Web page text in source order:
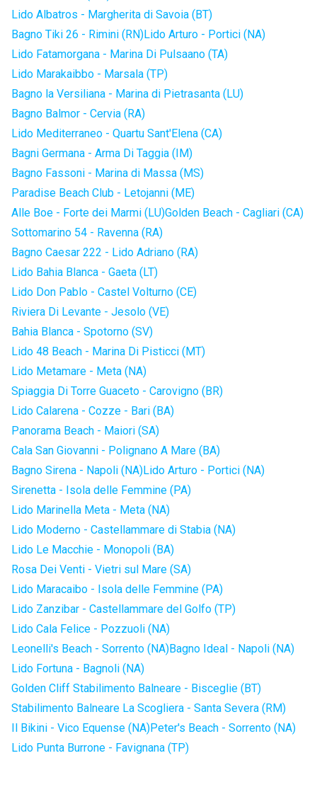
Lido Albatros - Margherita di Savoia (BT)
Bagno Tiki 26 - Rimini (RN)Lido Arturo - Portici (NA)
Lido Fatamorgana - Marina Di Pulsaano (TA)
Lido Marakaibbo - Marsala (TP)
Bagno la Versiliana - Marina di Pietrasanta (LU)
Bagno Balmor - Cervia (RA)
Lido Mediterraneo - Quartu Sant'Elena (CA)
Bagni Germana - Arma Di Taggia (IM)
Bagno Fassoni - Marina di Massa (MS)
Paradise Beach Club - Letojanni (ME)
Alle Boe - Forte dei Marmi (LU)Golden Beach - Cagliari (CA)
Sottomarino 54 - Ravenna (RA)
Bagno Caesar 222 - Lido Adriano (RA)
Lido Bahia Blanca - Gaeta (LT)
Lido Don Pablo - Castel Volturno (CE)
Riviera Di Levante - Jesolo (VE)
Bahia Blanca - Spotorno (SV)
Lido 48 Beach - Marina Di Pisticci (MT)
Lido Metamare - Meta (NA)
Spiaggia Di Torre Guaceto - Carovigno (BR)
Lido Calarena - Cozze - Bari (BA)
Panorama Beach - Maiori (SA)
Cala San Giovanni - Polignano A Mare (BA)
Bagno Sirena - Napoli (NA)Lido Arturo - Portici (NA)
Sirenetta - Isola delle Femmine (PA)
Lido Marinella Meta - Meta (NA)
Lido Moderno - Castellammare di Stabia (NA)
Lido Le Macchie - Monopoli (BA)
Rosa Dei Venti - Vietri sul Mare (SA)
Lido Maracaibo - Isola delle Femmine (PA)
Lido Zanzibar - Castellammare del Golfo (TP)
Lido Cala Felice - Pozzuoli (NA)
Leonelli's Beach - Sorrento (NA)Bagno Ideal - Napoli (NA)
Lido Fortuna - Bagnoli (NA)
Golden Cliff Stabilimento Balneare - Bisceglie (BT)
Stabilimento Balneare La Scogliera - Santa Severa (RM)
Il Bikini - Vico Equense (NA)Peter's Beach - Sorrento (NA)
Lido Punta Burrone - Favignana (TP)